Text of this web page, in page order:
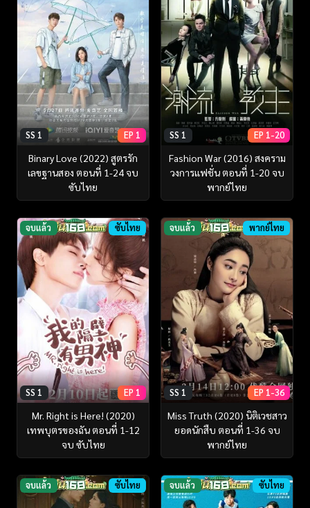
SS 1 EP 1
Binary Love (2022) สูตรรัก
เลขฐานสอง ตอนที่ 1-24 จบ
ซับไทย
SS 1 EP 1-20
Fashion War (2016) สงคราม
วงการแฟชั่น ตอนที่ 1-20 จบ
พากย์ไทย
จบแล้ว ซับไทย
SS 1 EP 1
Mr. Right is Here! (2020)
เทพบุตรของฉัน ตอนที่ 1-12
จบ ซับไทย
จบแล้ว พากย์ไทย
SS 1 EP 1-36
Miss Truth (2020) นิติเวชสาว
ยอดนักสืบ ตอนที่ 1-36 จบ
พากย์ไทย
จบแล้ว ซับไทย จบแล้ว ซับไทย